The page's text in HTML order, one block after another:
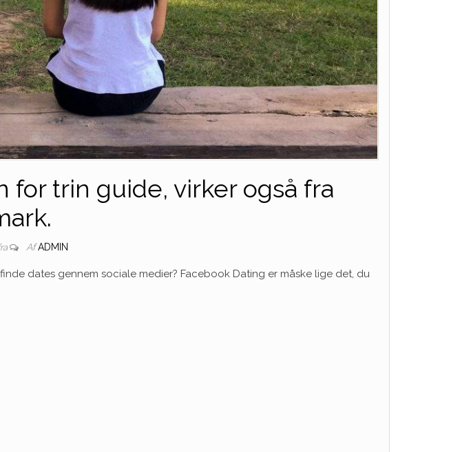
for trin guide, virker også fra
Af ADMIN
dates gennem sociale medier? Facebook Dating er måske lige det, du